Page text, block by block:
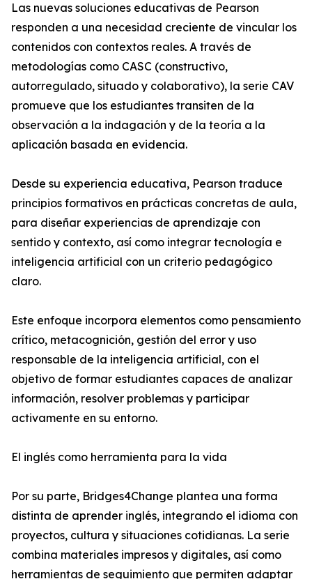
Las nuevas soluciones educativas de Pearson
responden a una necesidad creciente de vincular los
contenidos con contextos reales. A través de
metodologías como CASC (constructivo,
autorregulado, situado y colaborativo), la serie CAV
promueve que los estudiantes transiten de la
observación a la indagación y de la teoría a la
aplicación basada en evidencia.
Desde su experiencia educativa, Pearson traduce
principios formativos en prácticas concretas de aula,
para diseñar experiencias de aprendizaje con
sentido y contexto, así como integrar tecnología e
inteligencia artificial con un criterio pedagógico
claro.
Este enfoque incorpora elementos como pensamiento
crítico, metacognición, gestión del error y uso
responsable de la inteligencia artificial, con el
objetivo de formar estudiantes capaces de analizar
información, resolver problemas y participar
activamente en su entorno.
El inglés como herramienta para la vida
Por su parte, Bridges4Change plantea una forma
distinta de aprender inglés, integrando el idioma con
proyectos, cultura y situaciones cotidianas. La serie
combina materiales impresos y digitales, así como
herramientas de seguimiento que permiten adaptar